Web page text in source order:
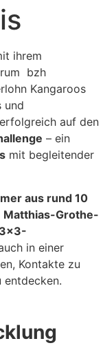
ihrem
bzh
Kangaroos
und
auf den
– ein
mit begleitender
aus rund 10
Matthias-Grothe-
3×3-
in einer
Kontakte zu
entdecken.